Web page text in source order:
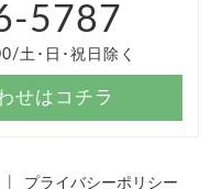
5787
土･日･祝日除く
せはコチラ
プライバシーポリシー